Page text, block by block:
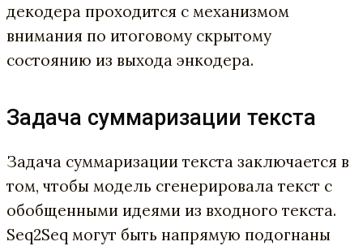
декодера проходится с механизмом
внимания по итоговому скрытому
состоянию из выхода энкодера.
Задача суммаризации текста
Задача суммаризации текста заключается в
том, чтобы модель сгенерировала текст с
обобщенными идеями из входного текста.
Seq2Seq могут быть напрямую подогнаны